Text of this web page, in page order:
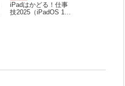
iPadはかどる！仕事
技2025（iPadOS 18
2026年最新改
ワード/エクセ